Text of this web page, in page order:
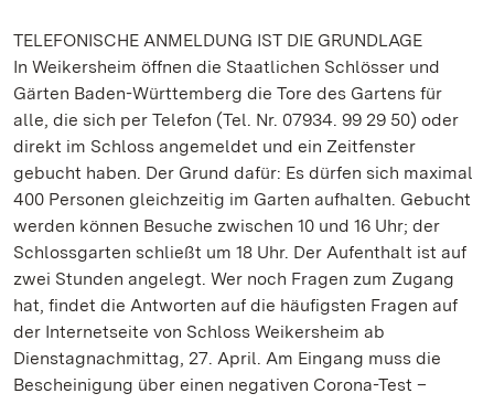
TELEFONISCHE ANMELDUNG IST DIE GRUNDLAGE
In Weikersheim öffnen die Staatlichen Schlösser und
Gärten Baden-Württemberg die Tore des Gartens für
alle, die sich per Telefon (Tel. Nr. 07934. 99 29 50) oder
direkt im Schloss angemeldet und ein Zeitfenster
gebucht haben. Der Grund dafür: Es dürfen sich maximal
400 Personen gleichzeitig im Garten aufhalten. Gebucht
werden können Besuche zwischen 10 und 16 Uhr; der
Schlossgarten schließt um 18 Uhr. Der Aufenthalt ist auf
zwei Stunden angelegt. Wer noch Fragen zum Zugang
hat, findet die Antworten auf die häufigsten Fragen auf
der Internetseite von Schloss Weikersheim ab
Dienstagnachmittag, 27. April. Am Eingang muss die
Bescheinigung über einen negativen Corona-Test –